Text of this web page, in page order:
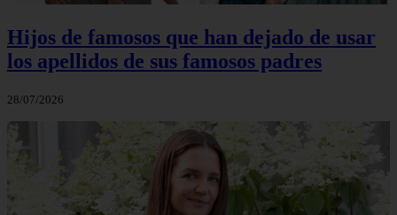
Hijos de famosos que han dejado de usar
los apellidos de sus famosos padres
28/07/2026